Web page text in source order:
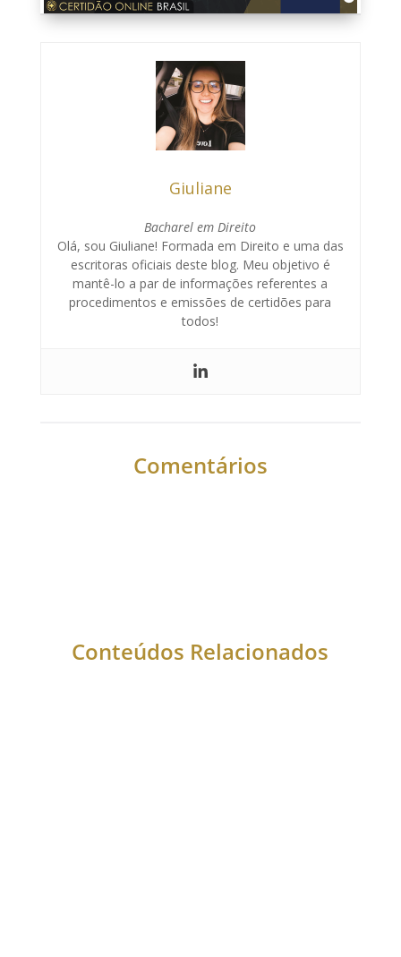
Giuliane
Bacharel em Direito
Olá, sou Giuliane! Formada em Direito e uma das
escritoras oficiais deste blog. Meu objetivo é
mantê-lo a par de informações referentes a
procedimentos e emissões de certidões para
todos!
Comentários
Conteúdos Relacionados